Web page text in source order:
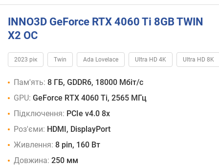
INNO3D GeForce RTX 4060 Ti 8GB TWIN
X2 OC
2023 рік Twin Ada Lovelace Ultra HD 4K Ultra HD 8K
Пам'ять: 8 ГБ, GDDR6, 18000 Мбіт/с
GPU: GeForce RTX 4060 Ti, 2565 МГц
Підключення: PCIe v4.0 8x
Роз'єми: HDMI, DisplayPort
Живлення: 8 pin, 160 Вт
Довжина: 250 мм